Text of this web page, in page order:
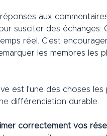
aux
susciter des échanges.
réel. C'est
les membres les
est l'une des choses
différenciation durable.
correctement vos